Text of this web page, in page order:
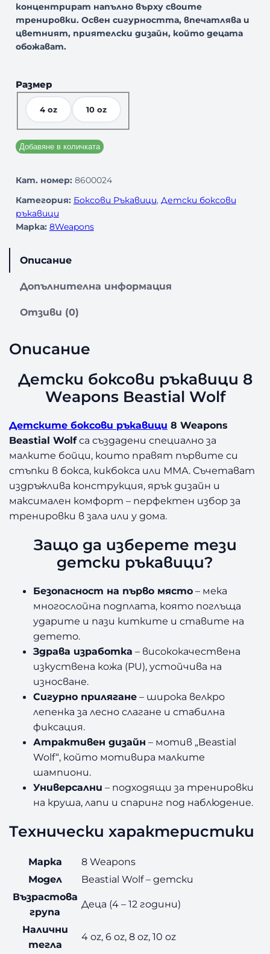
концентрират напълно върху своите
тренировки. Освен сигурността, впечатлява и
цветният, приятелски дизайн, който децата
обожават.
Размер
4 oz 10 oz
Добавяне в количката
Кат. номер: 8600024
Категория: Боксови Ръкавици, Детски боксови
ръкавици
Марка: 8Weapons
Описание
Допълнителна информация
Отзиви (0)
Описание
Детски боксови ръкавици 8
Weapons Beastial Wolf
Детските боксови ръкавици 8 Weapons
Beastial Wolfса създадени специално за
малките бойци, които правят първите си
стъпки в бокса, кикбокса или ММА. Съчетават
издръжлива конструкция, ярък дизайн и
максимален комфорт – перфектен избор за
тренировки в зала или у дома.
Защо да изберете тези
детски ръкавици?
Безопасност на първо място – мека
многослойна подплата, която поглъща
ударите и пази китките и ставите на
детето.
Здрава изработка – висококачествена
изкуствена кожа (PU), устойчива на
износване.
Сигурно прилягане – широка велкро
лепенка за лесно слагане и стабилна
фиксация.
Атрактивен дизайн – мотив „Beastial
Wolf“, който мотивира малките
шампиони.
Универсални – подходящи за тренировки
на круша, лапи и спаринг под наблюдение.
Технически характеристики
Марка
8 Weapons
Модел
Beastial Wolf – детски
Възрастова
група
Деца (4 – 12 години)
Налични
тегла
4 oz, 6 oz, 8 oz, 10 oz